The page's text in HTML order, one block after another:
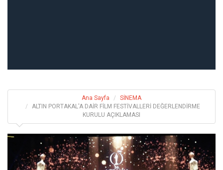
Ana Sayfa
SİNEMA
ALTIN PORTAKAL'A DAİR FİLM FESTİVALLERİ DEĞERLENDİRME
KURULU AÇIKLAMASI